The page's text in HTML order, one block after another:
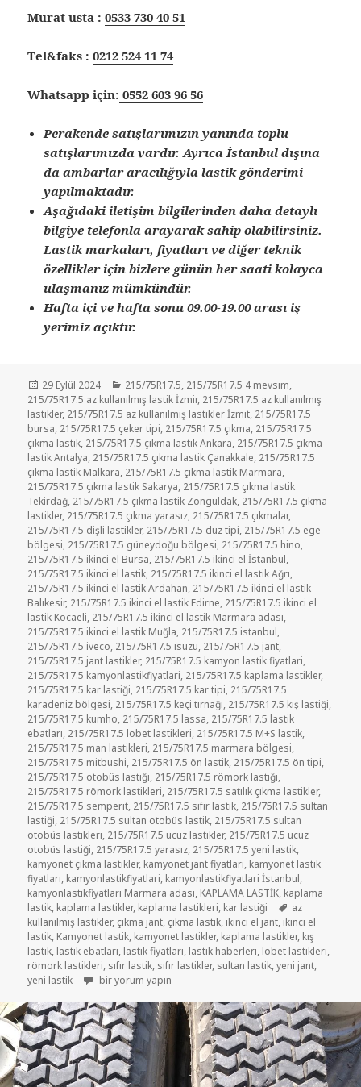
Murat usta :0533 730 40 51
Tel&faks :0212 524 11 74
Whatsapp için: 0552 603 96 56
Perakende satışlarımızın yanında toplu
satışlarımızda vardır. Ayrıca İstanbul dışına
da ambarlar aracılığıyla lastik gönderimi
yapılmaktadır.
Aşağıdaki iletişim bilgilerinden daha detaylı
bilgiye telefonla arayarak sahip olabilirsiniz.
Lastik markaları, fiyatları ve diğer teknik
özellikler için bizlere günün her saati kolayca
ulaşmanız mümkündür.
Hafta içi ve hafta sonu 09.00-19.00 arası iş
yerimiz açıktır.
Yayın
tarihi
29 Eylül 2024 Kategoriler
215/75R17.5, 215/75R17.5 4 mevsim,
215/75R17.5 az kullanılmış lastik İzmir, 215/75R17.5 az kullanılmış
lastikler, 215/75R17.5 az kullanılmış lastikler İzmit, 215/75R17.5
bursa, 215/75R17.5 çeker tipi, 215/75R17.5 çıkma, 215/75R17.5
çıkma lastik, 215/75R17.5 çıkma lastik Ankara, 215/75R17.5 çıkma
lastik Antalya, 215/75R17.5 çıkma lastik Çanakkale, 215/75R17.5
çıkma lastik Malkara, 215/75R17.5 çıkma lastik Marmara,
215/75R17.5 çıkma lastik Sakarya, 215/75R17.5 çıkma lastik
Tekirdağ, 215/75R17.5 çıkma lastik Zonguldak, 215/75R17.5 çıkma
lastikler, 215/75R17.5 çıkma yarasız, 215/75R17.5 çıkmalar,
215/75R17.5 dişli lastikler, 215/75R17.5 düz tipi, 215/75R17.5 ege
bölgesi, 215/75R17.5 güneydoğu bölgesi, 215/75R17.5 hino,
215/75R17.5 ikinci el Bursa, 215/75R17.5 ikinci el İstanbul,
215/75R17.5 ikinci el lastik, 215/75R17.5 ikinci el lastik Ağrı,
215/75R17.5 ikinci el lastik Ardahan, 215/75R17.5 ikinci el lastik
Balıkesir, 215/75R17.5 ikinci el lastik Edirne, 215/75R17.5 ikinci el
lastik Kocaeli, 215/75R17.5 ikinci el lastik Marmara adası,
215/75R17.5 ikinci el lastik Muğla, 215/75R17.5 istanbul,
215/75R17.5 iveco, 215/75R17.5 ısuzu, 215/75R17.5 jant,
215/75R17.5 jant lastikler, 215/75R17.5 kamyon lastik fiyatlari,
215/75R17.5 kamyonlastikfiyatlari, 215/75R17.5 kaplama lastikler,
215/75R17.5 kar lastiği, 215/75R17.5 kar tipi, 215/75R17.5
karadeniz bölgesi, 215/75R17.5 keçi tırnağı, 215/75R17.5 kış lastiği,
215/75R17.5 kumho, 215/75R17.5 lassa, 215/75R17.5 lastik
ebatları, 215/75R17.5 lobet lastikleri, 215/75R17.5 M+S lastik,
215/75R17.5 man lastikleri, 215/75R17.5 marmara bölgesi,
215/75R17.5 mitbushi, 215/75R17.5 ön lastik, 215/75R17.5 ön tipi,
215/75R17.5 otobüs lastiği, 215/75R17.5 römork lastiği,
215/75R17.5 römork lastikleri, 215/75R17.5 satılık çıkma lastikler,
215/75R17.5 semperit, 215/75R17.5 sıfır lastik, 215/75R17.5 sultan
lastiği, 215/75R17.5 sultan otobüs lastik, 215/75R17.5 sultan
otobüs lastikleri, 215/75R17.5 ucuz lastikler, 215/75R17.5 ucuz
otobüs lastiği, 215/75R17.5 yarasız, 215/75R17.5 yeni lastik,
kamyonet çıkma lastikler, kamyonet jant fiyatları, kamyonet lastik
fiyatları, kamyonlastikfiyatlari, kamyonlastikfiyatlari İstanbul,
kamyonlastikfiyatları Marmara adası, KAPLAMA LASTİK, kaplama
lastik, kaplama lastikler, kaplama lastikleri, kar lastiği Etiketler
az
kullanılmış lastikler, çıkma jant, çıkma lastik, ikinci el jant, ikinci el
lastik, Kamyonet lastik, kamyonet lastikler, kaplama lastikler, kış
lastik, lastik ebatları, lastik fiyatları, lastik haberleri, lobet lastikleri,
römork lastikleri, sıfır lastik, sıfır lastikler, sultan lastik,yeni jant,
yeni lastik
215-75R17.5 CİKMA KAMYONET LASTİKLER için
bir yorum yapın